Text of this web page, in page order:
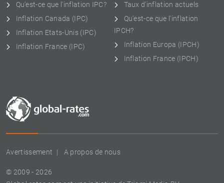
Avertissement A propos de nous
© 2009 - 2026
Qu'est-ce que l'inflation IPC?
Inflation Canada (IPC)
Inflation Etats-Unis (IPC)
Inflation France (IPC)
Taux d'inflation actuels
Qu'est-ce que l'inflation
IPCH?
Inflation Europa (IPCH)
Inflation France (IPCH)